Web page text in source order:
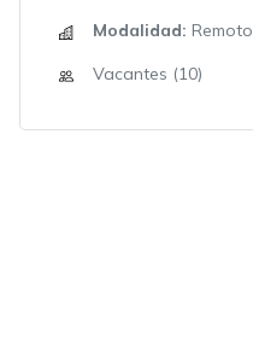
Modalidad: Remoto
Vacantes (10)